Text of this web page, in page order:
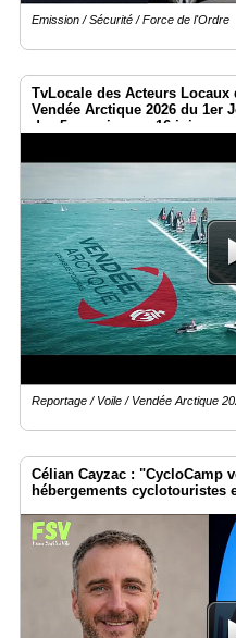
Emission / Sécurité / Force de l'Ordre
TvLocale des Acteurs Locaux
Vendée Arctique 2026 du 1er
des 5 premiers ce 16 juin.
Reportage / Voile / Vendée Arctique
Célian Cayzac : "CycloCamp
hébergements cyclotouristes